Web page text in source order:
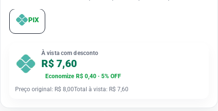
PIX
À vista com desconto
R$ 7,60
Economize R$ 0,40 · 5% OFF
Preço original: R$ 8,00Total à vista: R$ 7,60